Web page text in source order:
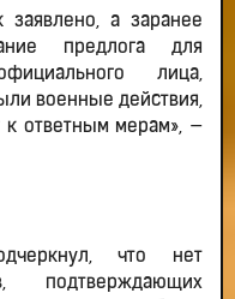
а заранее
предлога для
лица,
военные действия,
к ответным мерам», —
что нет
подтверждающих